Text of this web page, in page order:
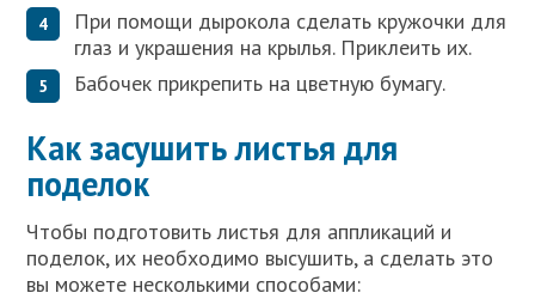
При помощи дырокола сделать кружочки для
глаз и украшения на крылья. Приклеить их.
Бабочек прикрепить на цветную бумагу.
Как засушить листья для
поделок
Чтобы подготовить листья для аппликаций и
поделок, их необходимо высушить, а сделать это
вы можете несколькими способами: